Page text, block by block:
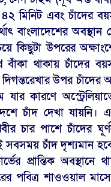
মিনিট এবং চাঁদের
বাংলাদেশের
কিছুটা উপরের
বাঁকা থাকায় চাঁদের
উপর চাঁদের
কারণে
চাঁদ দেখা যায়নি।
চার পাশে চাঁদের
সবসময় চাঁদ দৃশ্যমান
প্রান্তিক অবস্থানে
পবিত্র শাওওয়াল